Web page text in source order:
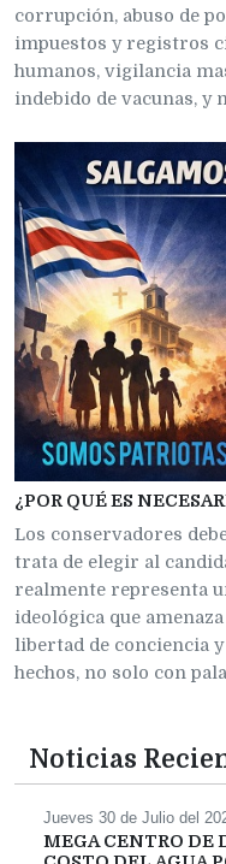
corrupción, abuso de
impuestos y registros
humanos, vigilancia
indebido de vacunas, y
¿POR QUÉ ES
Los conservadores
trata de elegir al
realmente representa
ideológica que
libertad de conciencia
hechos, no solo con
Noticias
Jueves 30 de Julio del
MEGA CENTRO DE